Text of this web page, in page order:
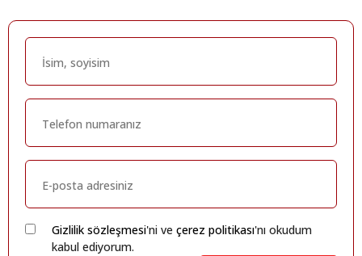
Gizlilik sözleşmesi'ni ve çerez politikası'nı okudum
kabul ediyorum.